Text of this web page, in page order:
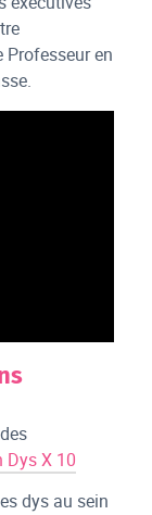
Professeur en
Dys X 10
dys au sein